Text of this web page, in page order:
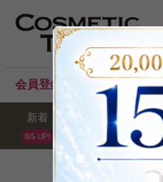
会員登録後のお買い物でポ
新着
8/5 UP!
セール